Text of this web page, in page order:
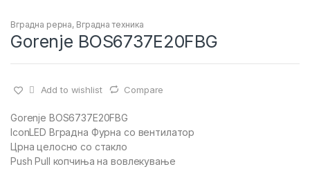
Вградна рерна, Вградна техника
Gorenje BOS6737E20FBG
Add to wishlist Compare
Gorenje BOS6737E20FBG
IconLED Вградна Фурна со вентилатор
Црна целосно со стакло
Push Pull копчиња на вовлекување